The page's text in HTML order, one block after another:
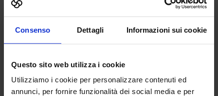
Consenso Dettagli Informazioni sui cookie
Questo sito web utilizza i cookie
Utilizziamo i cookie per personalizzare contenuti ed
annunci, per fornire funzionalità dei social media e per
Interessato a:*
Esporre
Visitare
Messaggio